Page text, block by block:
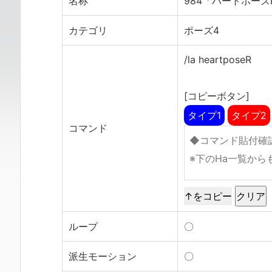
カテゴリ ポーズ4
コマンド
/la heartposeR
[コピーボタン]
タイプ1
タイプ2
↑をコピー
ループ 〇
派生モーション 〇